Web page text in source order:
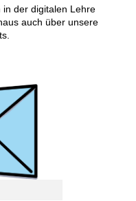
der digitalen Lehre
auch über unsere